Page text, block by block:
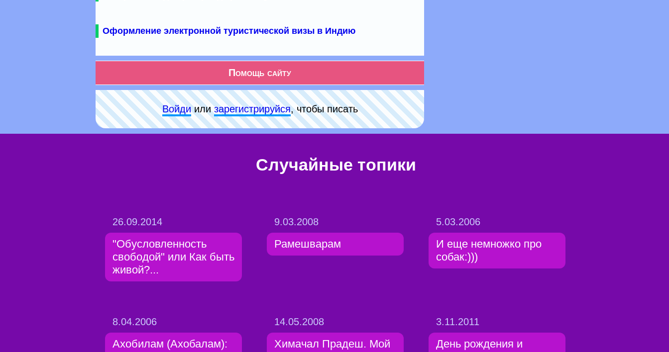
Оформление электронной туристической визы в Индию
Помощь сайту
Войдиилизарeгиcтpируйся, чтобы писать
Случайные топики
26.09.2014
"Обусловленность
свободой" или Как быть
живой?...
9.03.2008
Рамешварам
5.03.2006
И еще немножко про
собак:)))
8.04.2006
Ахобилам (Ахобалам):
14.05.2008
Химачал Прадеш. Мой
3.11.2011
День рождения и